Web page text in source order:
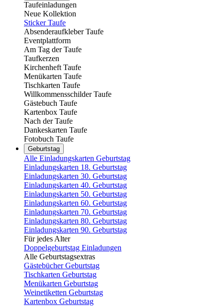
Taufeinladungen
Neue Kollektion
Sticker Taufe
Absenderaufkleber Taufe
Eventplattform
Am Tag der Taufe
Taufkerzen
Kirchenheft Taufe
Menükarten Taufe
Tischkarten Taufe
Willkommensschilder Taufe
Gästebuch Taufe
Kartenbox Taufe
Nach der Taufe
Dankeskarten Taufe
Fotobuch Taufe
Geburtstag
Alle Einladungskarten Geburtstag
Einladungskarten 18. Geburtstag
Einladungskarten 30. Geburtstag
Einladungskarten 40. Geburtstag
Einladungskarten 50. Geburtstag
Einladungskarten 60. Geburtstag
Einladungskarten 70. Geburtstag
Einladungskarten 80. Geburtstag
Einladungskarten 90. Geburtstag
Für jedes Alter
Doppelgeburtstag Einladungen
Alle Geburtstagsextras
Gästebücher Geburtstag
Tischkarten Geburtstag
Menükarten Geburtstag
Weinetiketten Geburtstag
Kartenbox Geburtstag